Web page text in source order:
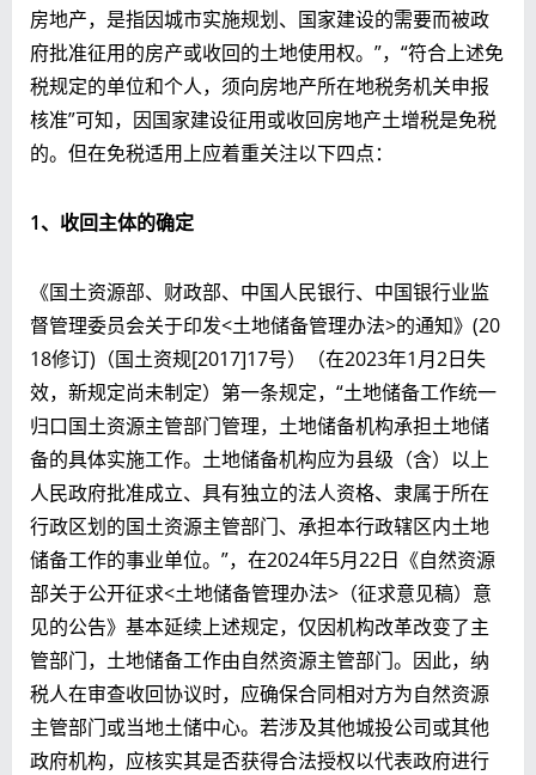
房地产，是指因城市实施规划、国家建设的需要而被政
府批准征用的房产或收回的土地使用权。”，“符合上述免
税规定的单位和个人，须向房地产所在地税务机关申报
核准”可知，因国家建设征用或收回房地产土增税是免税
的。但在免税适用上应着重关注以下四点：
1、收回主体的确定
《国土资源部、财政部、中国人民银行、中国银行业监
督管理委员会关于印发<土地储备管理办法>的通知》(20
18修订)（国土资规[2017]17号）（在2023年1月2日失
效，新规定尚未制定）第一条规定，“土地储备工作统一
归口国土资源主管部门管理，土地储备机构承担土地储
备的具体实施工作。土地储备机构应为县级（含）以上
人民政府批准成立、具有独立的法人资格、隶属于所在
行政区划的国土资源主管部门、承担本行政辖区内土地
储备工作的事业单位。”，在2024年5月22日《自然资源
部关于公开征求<土地储备管理办法>（征求意见稿）意
见的公告》基本延续上述规定，仅因机构改革改变了主
管部门，土地储备工作由自然资源主管部门。因此，纳
税人在审查收回协议时，应确保合同相对方为自然资源
主管部门或当地土储中心。若涉及其他城投公司或其他
政府机构，应核实其是否获得合法授权以代表政府进行